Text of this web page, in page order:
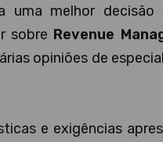
uma melhor decisão
sobre Revenue
opiniões de
e exigências